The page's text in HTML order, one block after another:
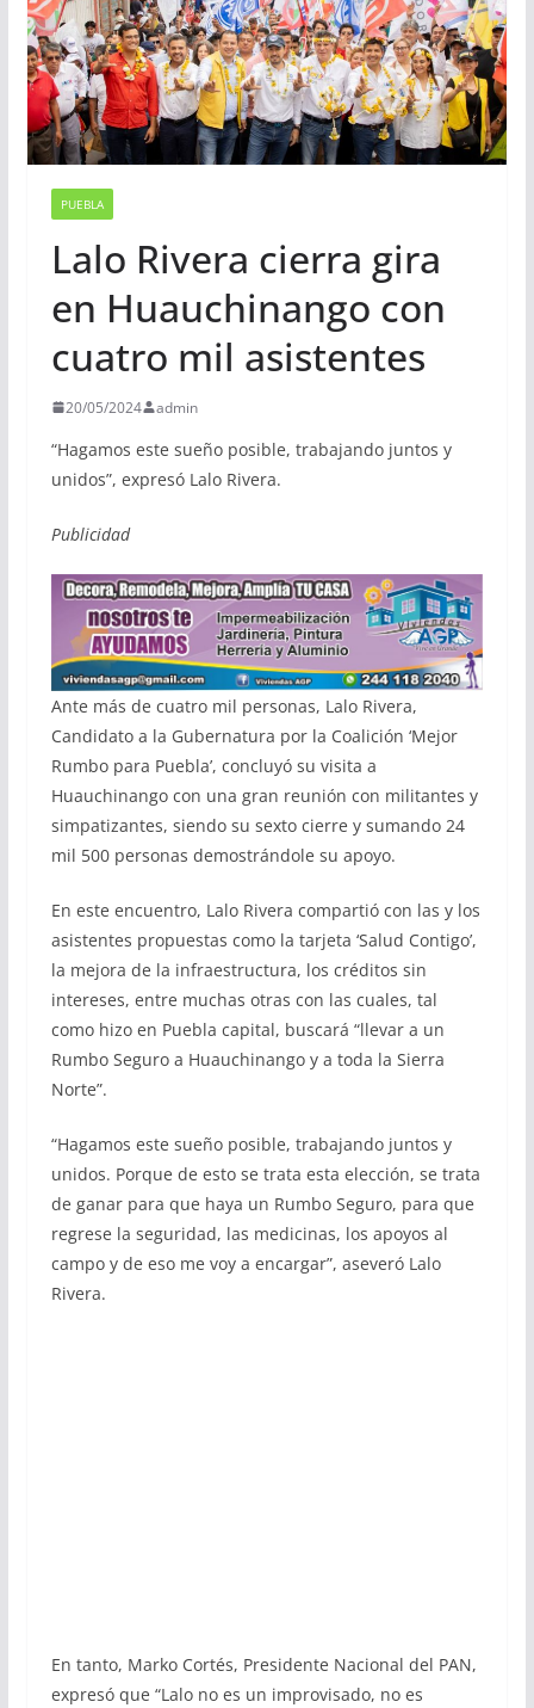
PUEBLA
Lalo Rivera cierra gira
en Huauchinango con
cuatro mil asistentes
20/05/2024 admin
“Hagamos este sueño posible, trabajando juntos y
unidos”, expresó Lalo Rivera.
Publicidad
Ante más de cuatro mil personas, Lalo Rivera,
Candidato a la Gubernatura por la Coalición ‘Mejor
Rumbo para Puebla’, concluyó su visita a
Huauchinango con una gran reunión con militantes y
simpatizantes, siendo su sexto cierre y sumando 24
mil 500 personas demostrándole su apoyo.
En este encuentro, Lalo Rivera compartió con las y los
asistentes propuestas como la tarjeta ‘Salud Contigo’,
la mejora de la infraestructura, los créditos sin
intereses, entre muchas otras con las cuales, tal
como hizo en Puebla capital, buscará “llevar a un
Rumbo Seguro a Huauchinango y a toda la Sierra
Norte”.
“Hagamos este sueño posible, trabajando juntos y
unidos. Porque de esto se trata esta elección, se trata
de ganar para que haya un Rumbo Seguro, para que
regrese la seguridad, las medicinas, los apoyos al
campo y de eso me voy a encargar”, aseveró Lalo
Rivera.
En tanto, Marko Cortés, Presidente Nacional del PAN,
expresó que “Lalo no es un improvisado, no es